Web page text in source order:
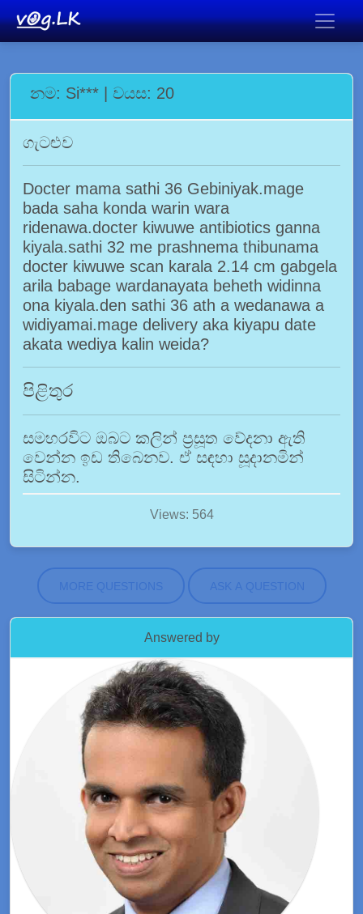
නම: Si*** | වයස: 20
ගැටළුව
Docter mama sathi 36 Gebiniyak.mage
bada saha konda warin wara
ridenawa.docter kiwuwe antibiotics ganna
kiyala.sathi 32 me prashnema thibunama
docter kiwuwe scan karala 2.14 cm gabgela
arila babage wardanayata beheth widinna
ona kiyala.den sathi 36 ath a wedanawa a
widiyamai.mage delivery aka kiyapu date
akata wediya kalin weida?
පිළිතුර
සමහරවිට ඔබට කලින් ප්‍රසූත වේදනා ඇති
වෙන්න ඉඩ තිබෙනව. ඒ සඳහා සූදානමින්
සිටින්න.
Views: 564
MORE QUESTIONS ASK A QUESTION
Answered by